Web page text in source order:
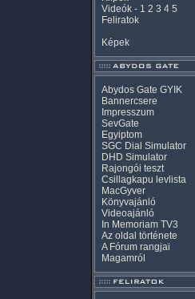
Videók - 1 2 3 4 5
Feliratok
Képek
Abydos Gate GYIK
Bannercsere
Impresszum
SevGate
Egyiptom
SGC Dial Simulator
DHD Simulator
Rajongói teszt
Csillagkapu levlista
MacGyver
Könyvajánló
Videoajánló
In Memoriam TV3
Az oldal története
A Fórum rangjai
Magamról